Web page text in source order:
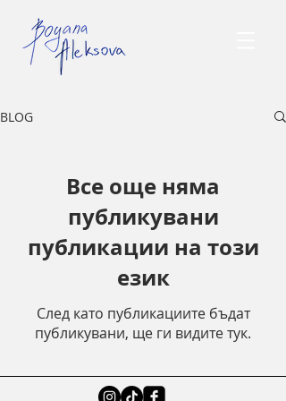
BLOG
Все още няма
публикувани
публикации на този
език
След като публикациите бъдат
публикувани, ще ги видите тук.